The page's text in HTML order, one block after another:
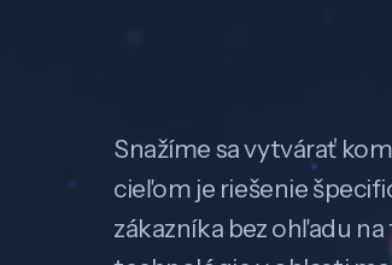
Snažíme sa vytvárať
cieľom je riešenie
zákazníka bez ohľadu na